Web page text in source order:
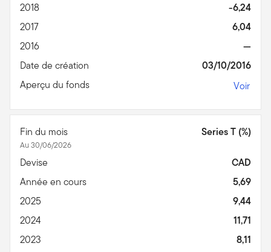
2018
-6,24
2017
6,04
2016
—
Date de création
03/10/2016
Aperçu du fonds
Voir
Fin du mois
Au 30/06/2026
Series T (%)
Devise
CAD
Année en cours
5,69
2025
9,44
2024
11,71
2023
8,11